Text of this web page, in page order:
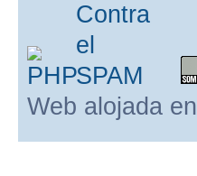
Web alojada en